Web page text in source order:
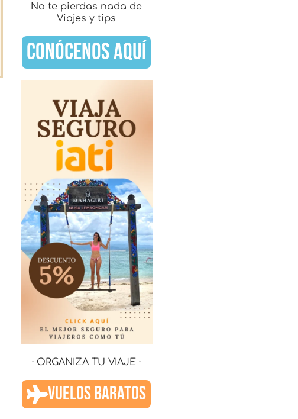
No te pierdas nada de
Viajes y tips
CONÓCENOS AQUÍ
· ORGANIZA TU VIAJE ·
VUELOS BARATOS